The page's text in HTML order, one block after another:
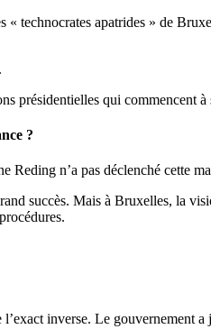
technocrates apatrides » de
présidentielles qui commencent à
?
n’a pas déclenché cette
succès. Mais à Bruxelles, la
inverse. Le gouvernement